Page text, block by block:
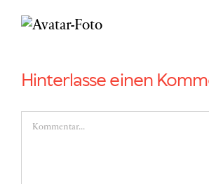
Hinterlasse einen
Kommentar